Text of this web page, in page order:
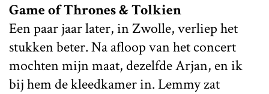
Game of Thrones & Tolkien
Een paar jaar later, in Zwolle, verliep het
stukken beter. Na afloop van het concert
mochten mijn maat, dezelfde Arjan, en ik
bij hem de kleedkamer in. Lemmy zat